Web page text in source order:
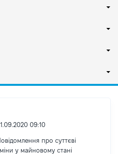
09:10
про суттєві
y майновому стані